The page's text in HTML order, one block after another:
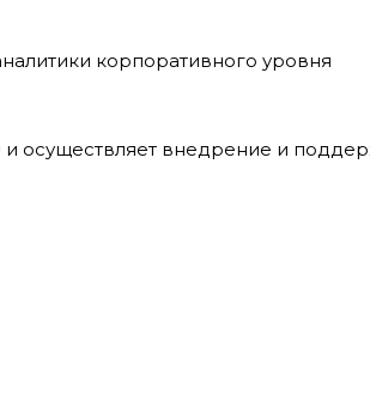
корпоративного уровня
осуществляет внедрение и